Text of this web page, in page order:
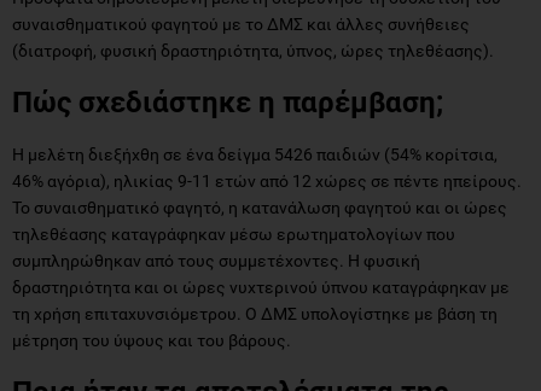
συναισθηματικού φαγητού με το ΔΜΣ και άλλες συνήθειες
(διατροφή, φυσική δραστηριότητα, ύπνος, ώρες τηλεθέασης).
Πώς σχεδιάστηκε η παρέμβαση;
Η μελέτη διεξήχθη σε ένα δείγμα 5426 παιδιών (54% κορίτσια,
46% αγόρια), ηλικίας 9-11 ετών από 12 χώρες σε πέντε ηπείρους.
Το συναισθηματικό φαγητό, η κατανάλωση φαγητού και οι ώρες
τηλεθέασης καταγράφηκαν μέσω ερωτηματολογίων που
συμπληρώθηκαν από τους συμμετέχοντες. Η φυσική
δραστηριότητα και οι ώρες νυχτερινού ύπνου καταγράφηκαν με
τη χρήση επιταχυνσιόμετρου. Ο ΔΜΣ υπολογίστηκε με βάση τη
μέτρηση του ύψους και του βάρους.